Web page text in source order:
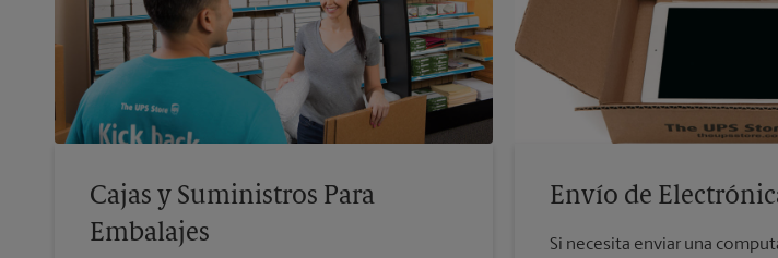
Cajas y Suministros Para
Embalajes
Envío de
Si necesita enviar una